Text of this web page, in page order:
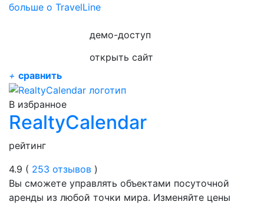
больше о TravelLine
демо-доступ
открыть сайт
+ сравнить
В избранное
RealtyCalendar
рейтинг
4.9 ( 253 отзывов )
Вы сможете управлять объектами посуточной
аренды из любой точки мира. Изменяйте цены